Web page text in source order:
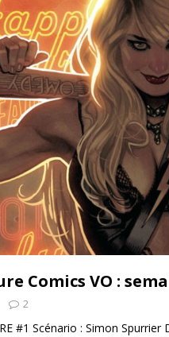
Comics VO :
2
#1 Scénario : Simon